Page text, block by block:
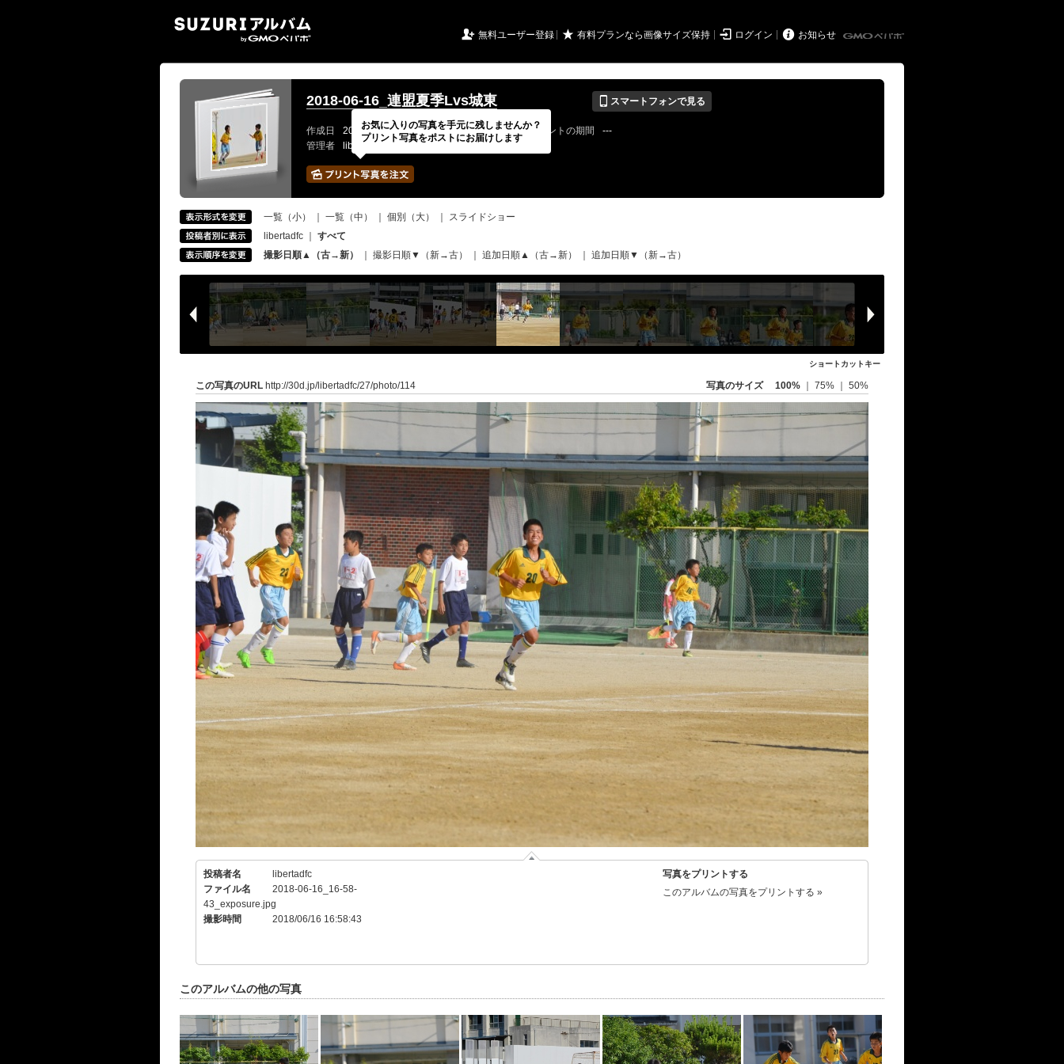
 無料ユーザー登録 ★ 有料プランなら画像サイズ保持  ログイン  お知らせ
2018-06-16_連盟夏季Lvs城東 📱 スマートフォンで見る
作成日 2018 / 12 / 29 公開終了日 無期限 イベントの期間
---
管理者
libertadfcさん 写真の枚数 298 / 2000枚
一覧（小） 一覧（中） 個別（大）
スライドショー
libertadfc
すべて
撮影日順▲（古→新）
撮影日順▼（新→古） 追加日順▲（古→新） 追加日順▼（新→古）
ショートカットキー
この写真のURL http://30d.jp/libertadfc/27/photo/114 写真のサイズ 100% 75% 50%
投稿者名
libertadfc
ファイル名
2018-06-16_16-58-
43_exposure.jpg
撮影時間
2018/06/16 16:58:43
写真をプリントする
このアルバムの写真をプリントする »
このアルバムの他の写真
お気に入りの写真を手元に残しませんか？
プリント写真をポストにお届けします